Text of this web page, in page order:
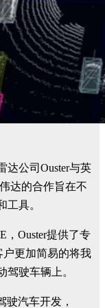
达公司Ouster与英
达的合作旨在不
工具。
Ouster提供了专
户更加简易的将我
驶车辆上。
汽车开发，